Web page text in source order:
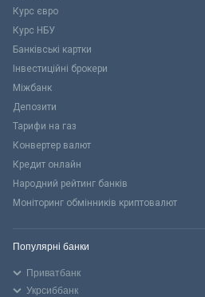
Курс євро
Курс НБУ
Банківські картки
Інвестиційні брокери
Міжбанк
Депозити
Тарифи на газ
Конвертер валют
Кредит онлайн
Народний рейтинг банків
Моніторинг обмінників криптовалют
Популярні банки
Приватбанк
Укрсиббанк